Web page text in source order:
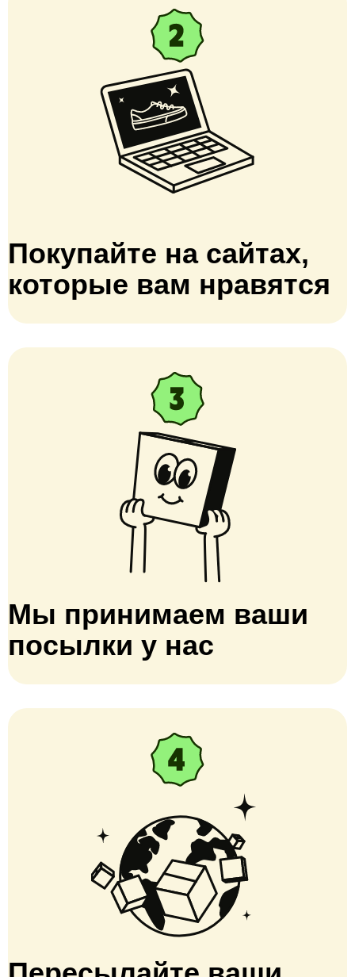
Покупайте на сайтах,
которые вам нравятся
Мы принимаем ваши
посылки у нас